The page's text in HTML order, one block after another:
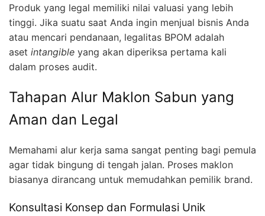
Produk yang legal memiliki nilai valuasi yang lebih
tinggi. Jika suatu saat Anda ingin menjual bisnis Anda
atau mencari pendanaan, legalitas BPOM adalah
aset intangible yang akan diperiksa pertama kali
dalam proses audit.
Tahapan Alur Maklon Sabun yang
Aman dan Legal
Memahami alur kerja sama sangat penting bagi pemula
agar tidak bingung di tengah jalan. Proses maklon
biasanya dirancang untuk memudahkan pemilik brand.
Konsultasi Konsep dan Formulasi Unik